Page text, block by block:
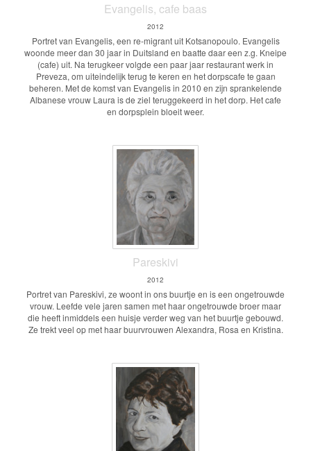
Evangelis, cafe baas
2012
Portret van Evangelis, een re-migrant uit Kotsanopoulo. Evangelis
woonde meer dan 30 jaar in Duitsland en baatte daar een z.g. Kneipe
(cafe) uit. Na terugkeer volgde een paar jaar restaurant werk in
Preveza, om uiteindelijk terug te keren en het dorpscafe te gaan
beheren. Met de komst van Evangelis in 2010 en zijn sprankelende
Albanese vrouw Laura is de ziel teruggekeerd in het dorp. Het cafe
en dorpsplein bloeit weer.
Pareskivi
2012
Portret van Pareskivi, ze woont in ons buurtje en is een ongetrouwde
vrouw. Leefde vele jaren samen met haar ongetrouwde broer maar
die heeft inmiddels een huisje verder weg van het buurtje gebouwd.
Ze trekt veel op met haar buurvrouwen Alexandra, Rosa en Kristina.